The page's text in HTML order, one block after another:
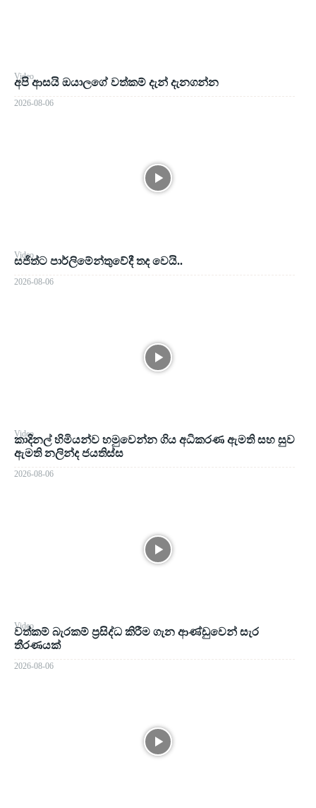
Video
අපි ආසයි ඔයාලගේ වත්කම් දැන් දැනගන්න
2026-08-06
Video
සජිත්ට පාර්ලිමේන්තුවේදී තද වෙයි..
2026-08-06
Video
කාදිනල් හිමියන්ව හමුවෙන්න ගිය අධිකරණ ඇමති සහ සුව
ඇමති නලින්ද ජයතිස්ස
2026-08-06
Video
වත්කම් බැරකම් ප්‍රසිද්ධ කිරීම ගැන ආණ්ඩුවෙන් සැර
තීරණයක්
2026-08-06